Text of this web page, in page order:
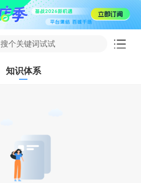
搜个关键词试试
知识体系